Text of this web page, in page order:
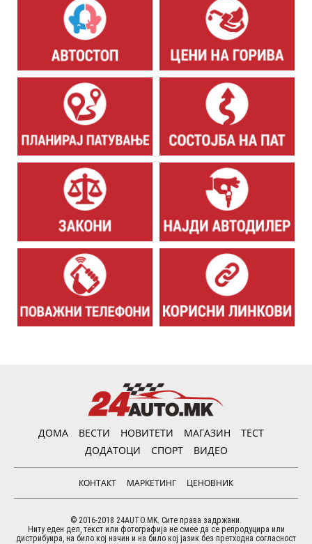
ДОМА ВЕСТИ НОВИТЕТИ МАГАЗИН
ТЕСТ
ДОДАТОЦИ
СПОРТ ВИДЕО
КОНТАКТ МАРКЕТИНГ ЦЕНОВНИК
© 2016-2018 24AUTO.MK. Сите права задржани.
Ниту еден дел, текст или фотографија не смее да се репродуцира или
дистрибуира, на било кој начин и на било кој јазик без претходна согласност